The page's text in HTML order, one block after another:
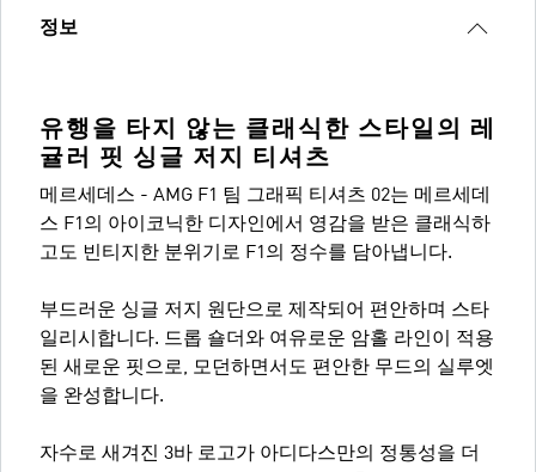
정보
유행을 타지 않는 클래식한 스타일의 레
귤러 핏 싱글 저지 티셔츠
메르세데스 - AMG F1 팀 그래픽 티셔츠 02는 메르세데
스 F1의 아이코닉한 디자인에서 영감을 받은 클래식하
고도 빈티지한 분위기로 F1의 정수를 담아냅니다.
부드러운 싱글 저지 원단으로 제작되어 편안하며 스타
일리시합니다. 드롭 숄더와 여유로운 암홀 라인이 적용
된 새로운 핏으로, 모던하면서도 편안한 무드의 실루엣
을 완성합니다.
자수로 새겨진 3바 로고가 아디다스만의 정통성을 더